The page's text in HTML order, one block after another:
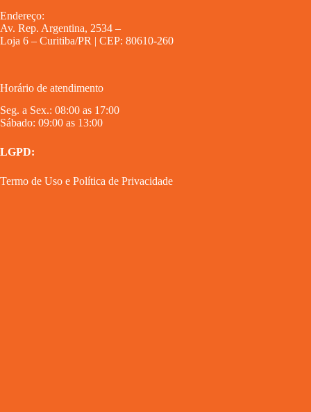
Endereço:
Av. Rep. Argentina, 2534 –
Loja 6 – Curitiba/PR | CEP: 80610-260
Horário de atendimento
Seg. a Sex.: 08:00 as 17:00
Sábado: 09:00 as 13:00
LGPD:
Termo de Uso e Política de Privacidade